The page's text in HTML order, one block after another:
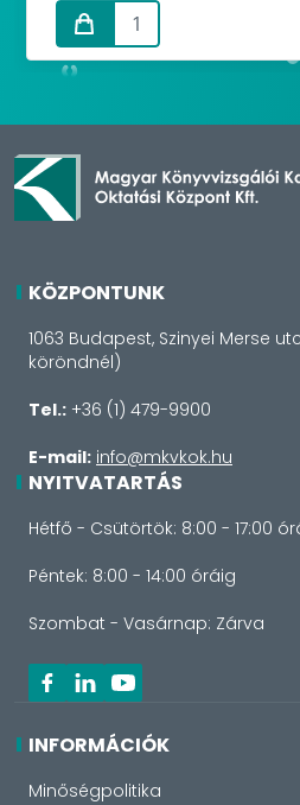
KÖZPONTUNK
1063 Budapest, Szinyei Merse
köröndnél)
Tel.: +36 (1) 479-9900
E-mail: info@mkvkok.hu
NYITVATARTÁS
Hétfő - Csütörtök: 8:00 - 17:00
Péntek: 8:00 - 14:00 óráig
Szombat - Vasárnap: Zárva
INFORMÁCIÓK
Minőségpolitika